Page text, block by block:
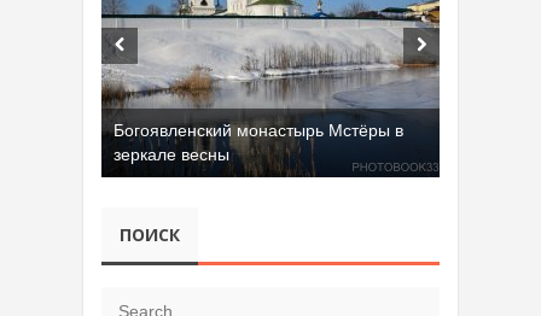
Богоявленский монастырь Мстёры в
зеркале весны
ПОИСК